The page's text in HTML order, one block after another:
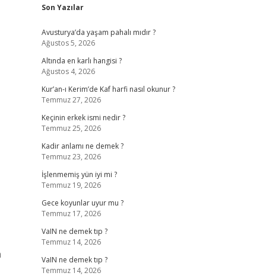
Sidebar
Son Yazılar
Avusturya’da yaşam pahalı mıdır ?
Ağustos 5, 2026
Altında en karlı hangisi ?
Ağustos 4, 2026
Kur’an-ı Kerim’de Kaf harfi nasıl okunur ?
Temmuz 27, 2026
Keçinin erkek ismi nedir ?
Temmuz 25, 2026
Kadir anlamı ne demek ?
Temmuz 23, 2026
İşlenmemiş yün iyi mi ?
Temmuz 19, 2026
Gece koyunlar uyur mu ?
Temmuz 17, 2026
VaIN ne demek tıp ?
Temmuz 14, 2026
VaIN ne demek tıp ?
Temmuz 14, 2026
ilbet giriş